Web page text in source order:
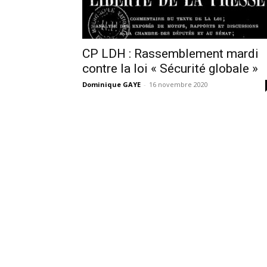
CP LDH : Rassemblement mardi
contre la loi « Sécurité globale »
Dominique GAYE - 16 novembre 2020